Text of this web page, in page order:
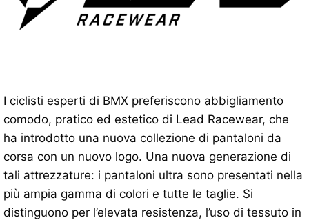
I ciclisti esperti di BMX preferiscono abbigliamento
comodo, pratico ed estetico di Lead Racewear, che
ha introdotto una nuova collezione di pantaloni da
corsa con un nuovo logo. Una nuova generazione di
tali attrezzature: i pantaloni ultra sono presentati nella
più ampia gamma di colori e tutte le taglie. Si
distinguono per l’elevata resistenza, l’uso di tessuto in